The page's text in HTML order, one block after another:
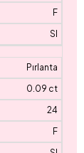
F
SI
Pırlanta
0.09 ct
24
F